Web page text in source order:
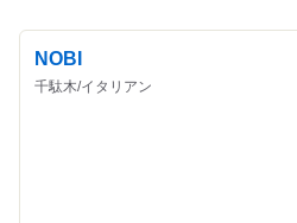
NOBI
千駄木/イタリアン